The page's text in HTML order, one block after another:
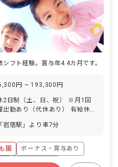
フト経験。賞与年4.4カ月です。
円 ~ 193,300円
2日制（土、日、祝） ※月1回
出勤あり（代休あり） 有給休暇
取得実績あり）
岩宿駅」より車7分
園
ボーナス・賞与あり
福利厚生充実